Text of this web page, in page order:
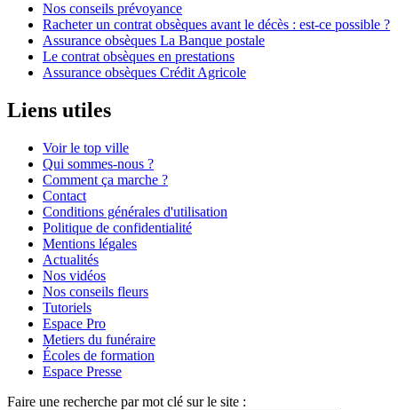
Nos conseils prévoyance
Racheter un contrat obsèques avant le décès : est-ce possible ?
Assurance obsèques La Banque postale
Le contrat obsèques en prestations
Assurance obsèques Crédit Agricole
Liens utiles
Voir le top ville
Qui sommes-nous ?
Comment ça marche ?
Contact
Conditions générales d'utilisation
Politique de confidentialité
Mentions légales
Actualités
Nos vidéos
Nos conseils fleurs
Tutoriels
Espace Pro
Metiers du funéraire
Écoles de formation
Espace Presse
Faire une recherche par mot clé sur le site :